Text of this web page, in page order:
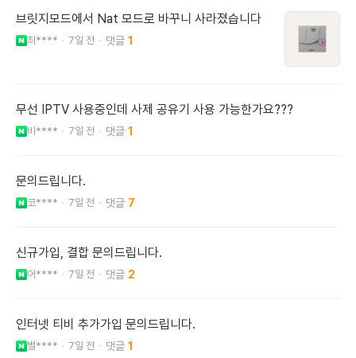
브릿지모드에서 Nat 모드로 바꾸니 사라졌습니다
최**** 7일 전 1
무선 IPTV 사용중인데 사제 공유기 사용 가능한가요???
비**** 7일 전 1
문의드립니다.
코**** 7일 전 7
신규가입, 결합 문의드립니다.
어**** 7일 전 2
인터넷 티비 추가가입 문의드립니다.
별**** 7일 전 1